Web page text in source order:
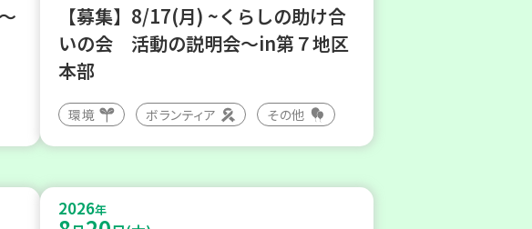
【募集】8/17(月) ~くらしの助け合
いの会 活動の説明会～in第７地区
本部
環境 ボランティア その他
2026年